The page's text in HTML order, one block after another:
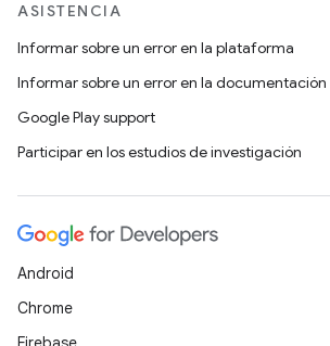
ASISTENCIA
Informar sobre un error en la plataforma
Informar sobre un error en la documentación
Google Play support
Participar en los estudios de investigación
Android
Chrome